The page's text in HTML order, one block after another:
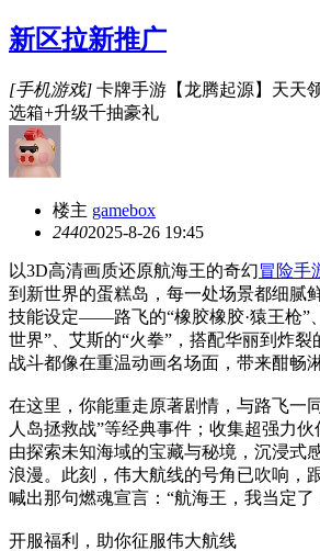
新区拉新推广
[手机游戏] 卡牌手游【龙腾起源】天天
选箱+升级千抽豪礼
楼主 gamebox
24402025-8-26 19:45
以3D高清画质还原航海王的奇幻冒险手
到新世界的蛋糕岛，每一处场景都细腻
技能设定——路飞的“橡胶橡胶·猿王枪”
世界”、艾斯的“火拳”，搭配华丽到炸
战斗都像在重温动画名场面，带来酣畅
在这里，你能重走原著剧情，与路飞一
人岛拯救战”等经典事件；收集超强力
由探索未知海域的宝藏与秘境，沉浸式
浪漫。此刻，伟大航线的号角已吹响，
喊出那句燃魂宣言：“航海王，我当定了
开服福利，助你征服伟大航线